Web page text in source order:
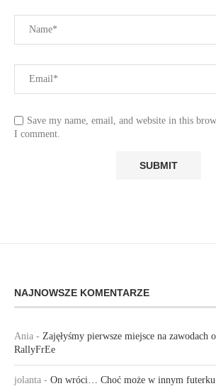
Save my name, email, and website in this
I comment.
NAJNOWSZE KOMENTARZE
Ania - Zajęłyśmy pierwsze miejsce na zawodach
RallyFrEe
jolanta - On wróci… Choć może w innym